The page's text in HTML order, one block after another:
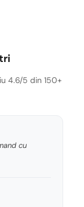
4.6/5 din 150+
cu